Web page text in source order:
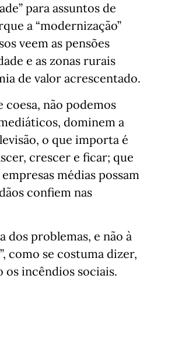
para assuntos de
a “modernização”
veem as pensões
e as zonas rurais
de valor acrescentado.
não podemos
dominem a
o que importa é
crescer e ficar; que
médias possam
confiem nas
dos problemas, e não à
como se costuma dizer,
os incêndios sociais.